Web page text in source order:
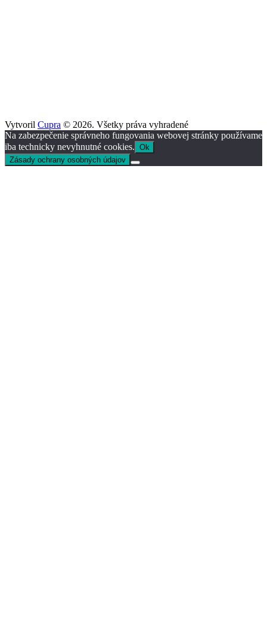
Vytvoril Cupra © 2026. Všetky práva vyhradené
Na zabezpečenie správneho fungovania webovej stránky používame
iba technicky nevyhnutné cookies. Ok
Zásady ochrany osobných údajov